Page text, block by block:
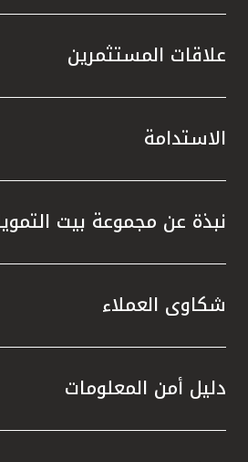
علاقات المستثمرين
الاستدامة
نبذة عن مجموعة بيت
شكاوى العملاء
دليل أمن المعلومات